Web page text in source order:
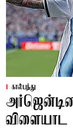
கால்பந்து
விளையாட